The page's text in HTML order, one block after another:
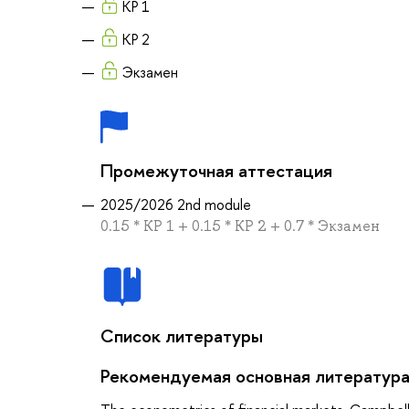
КР 1
КР 2
Экзамен
Промежуточная аттестация
2025/2026 2nd module
0.15 * КР 1 + 0.15 * КР 2 + 0.7 * Экзамен
Список литературы
Рекомендуемая основная литература